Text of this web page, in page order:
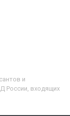
и
России, входящих